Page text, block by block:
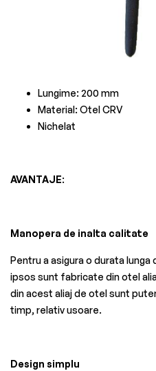
Lungime: 200 mm
Material: Otel CRV
Nichelat
AVANTAJE:
Manopera de inalta calitate
Pentru a asigura o durata
ipsos sunt fabricate din otel
din acest aliaj de otel sunt
timp, relativ usoare.
Design simplu